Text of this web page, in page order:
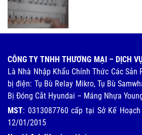
CÔNG TY TNHH THƯƠNG MẠI – DỊCH
Là Nhà Nhập Khẩu Chính Thức Các
bị điện: Tụ Bù Relay Mikro, Tụ Bù
Bị Đóng Cắt Hyundai – Máng Nhựa
MST: 0313087760 cấp tại Sở Kế
12/01/2015